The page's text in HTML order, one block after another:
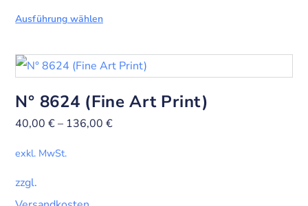
Ausführung wählen
N° 8624 (Fine Art Print)
40,00€– 136,00€
exkl. MwSt.
zzgl.